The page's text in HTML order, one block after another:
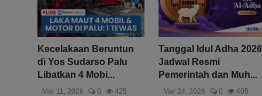
Kecelakaan Beruntun
di Yos Sudarso Palu
Libatkan 4 Mobi...
Mar 11, 2026 0 425
Tanggal Idul Adha
Jadwal Resmi
Pemerintah dan Muh...
Mar 24, 2026 0 405